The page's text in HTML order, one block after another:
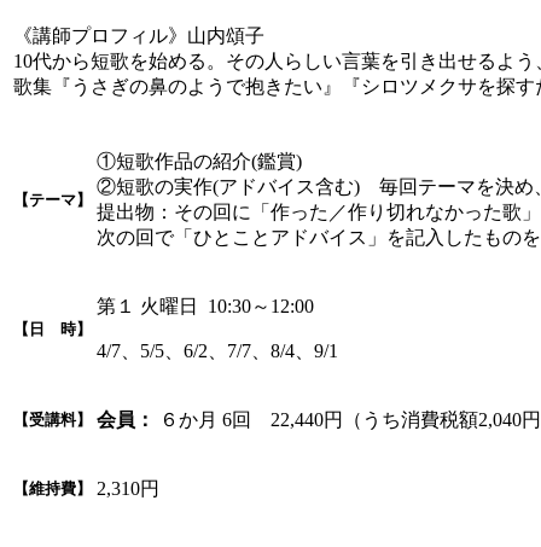
《講師プロフィル》山内頌子
10代から短歌を始める。その人らしい言葉を引き出せるよ
歌集『うさぎの鼻のようで抱きたい』『シロツメクサを探
【テーマ】
①短歌作品の紹介(鑑賞)
②短歌の実作(アドバイス含む) 毎回テーマを決め
提出物：その回に「作った／作り切れなかった歌
次の回で「ひとことアドバイス」を記入したもの
【日 時】
第１ 火曜日 10:30～12:00
4/7、5/5、6/2、7/7、8/4、9/1
【受講料】 会員： ６か月 6回 22,440円（うち消費税額2,040
【維持費】 2,310円